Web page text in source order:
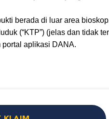
berada di luar area
(“KTP”) (jelas dan tidak
aplikasi DANA.